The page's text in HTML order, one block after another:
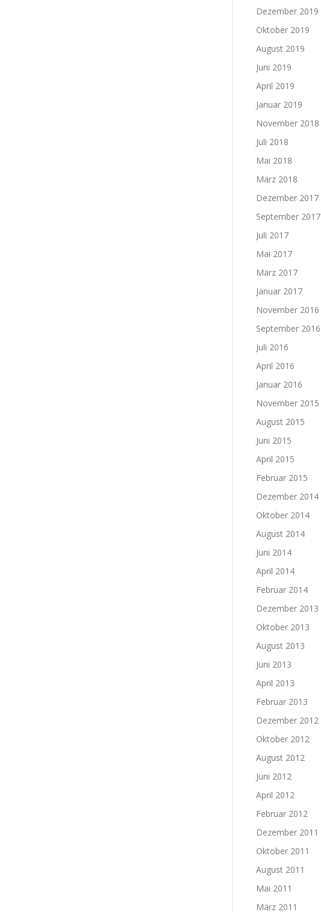
Dezember 2019
Oktober 2019
August 2019
Juni 2019
April 2019
Januar 2019
November 2018
Juli 2018
Mai 2018
März 2018
Dezember 2017
September 2017
Juli 2017
Mai 2017
März 2017
Januar 2017
November 2016
September 2016
Juli 2016
April 2016
Januar 2016
November 2015
August 2015
Juni 2015
April 2015
Februar 2015
Dezember 2014
Oktober 2014
August 2014
Juni 2014
April 2014
Februar 2014
Dezember 2013
Oktober 2013
August 2013
Juni 2013
April 2013
Februar 2013
Dezember 2012
Oktober 2012
August 2012
Juni 2012
April 2012
Februar 2012
Dezember 2011
Oktober 2011
August 2011
Mai 2011
März 2011